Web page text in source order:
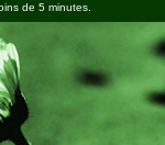
de 5 minutes.